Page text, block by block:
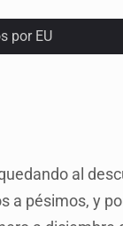
por EU
sordas en
en Oblatos
muerteal
a pésimos, y